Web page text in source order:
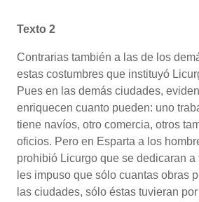
Texto 2
Contrarias también a las de los
estas costumbres que instituyó
Pues en las demás ciudades,
enriquecen cuanto pueden: uno
tiene navíos, otro comercia, otros
oficios. Pero en Esparta a los
prohibió Licurgo que se dedicaran a
les impuso que sólo cuantas obras
las ciudades, sólo éstas tuvieran